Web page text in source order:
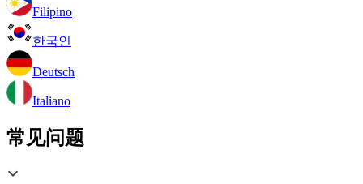
Filipino
한국인
Deutsch
Italiano
常见问题